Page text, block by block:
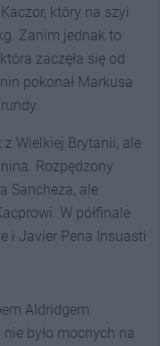
który na szyi
Zanim jednak to
zaczęła się od
pokonał Markusa
Wielkiej Brytanii, ale
Rozpędzony
Sancheza, ale
W półfinale
i Javier Pena Insuasti
Aldridgem.
było mocnych na